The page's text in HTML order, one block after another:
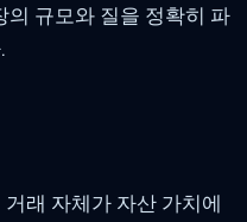
의 규모와 질을 정확히 파
래 자체가 자산 가치에